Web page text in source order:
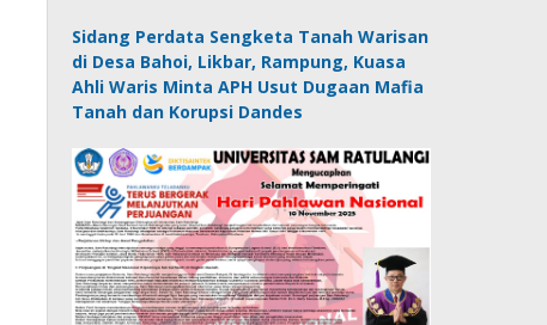
Sidang Perdata Sengketa Tanah Warisan
di Desa Bahoi, Likbar, Rampung, Kuasa
Ahli Waris Minta APH Usut Dugaan Mafia
Tanah dan Korupsi Dandes